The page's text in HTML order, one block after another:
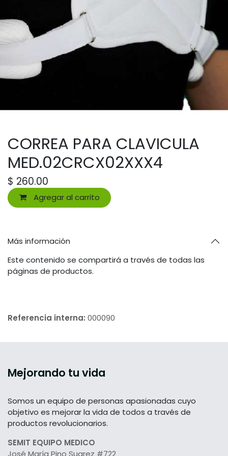
CORREA PARA CLAVICULA
MED.02CRCX02XXX4
$ 260.00
Agregar al carrito
Más información
Este contenido se compartirá a través de todas las
páginas de productos.
Referencia interna: 000090
Mejorando tu vida
Somos un equipo de personas apasionadas cuyo
objetivo es mejorar la vida de todos a través de
productos revolucionarios.
SEMIT EQUIPO MEDICO
José María Pino Suarez #722